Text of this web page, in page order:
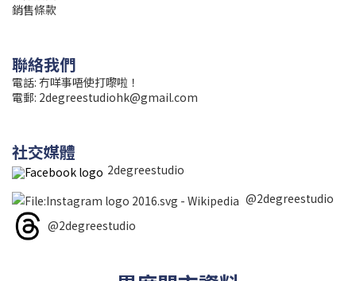
銷售條款
聯絡我們
電話: 冇咩事唔使打嚟啦！
電郵: 2degreestudiohk@gmail.com
社交媒體
2degreestudio
@2degreestudio
@2degreestudio